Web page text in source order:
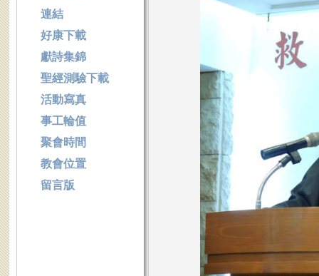
連結
好康下載
獻詩集錦
聖經測驗下載
活動寫真
事工輪值
聚會時間
教會位置
留言版